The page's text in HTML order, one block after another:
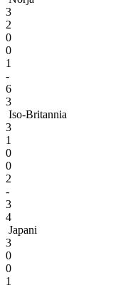
3
2
0
0
1
-
6
3
Iso-Britannia
3
1
0
0
2
-
3
4
Japani
3
0
0
1